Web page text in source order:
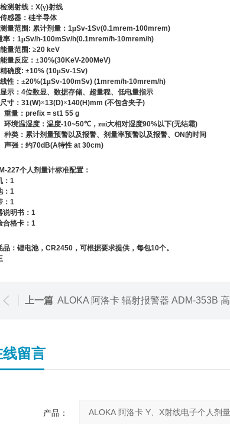
测射线： X(γ)射线
感器：硅半导体
量范围 : 累计剂量： 1μSv-1Sv(0.1mrem-100mrem)
率： 1μSv/h-100mSv/h(0.1mrem/h-10mrem/h)
量范围 : ≥20 keV
量反应：±30%(30KeV-200MeV)
确度: ±10% (10μSv-1Sv)
性：±20%(1μSv-100mSv) (1mrem/h-10mrem/h)
示： 4位数显、数据存储、超量程、低电量指示
寸： 31(W)×13(D)×140(H)mm (不包含夹子)
重量： prefix = st1 55 g
环境温湿度：温度-10~50℃ ，zui大相对湿度90%以下(无结霜)
种类：累计剂量预警以及报警、剂量率预警以及报警、 ON的时间
声强：约70dB(A特性 at 30cm)
227个人剂量计标准配置：
： 1
： 1
： 1
说明书： 1
合格卡： 1
品：锂电池， CR2450 ，可根据要求提供，每包10个。
上一篇 ALOKA 阿洛卡 辐射报警器 ADM-353B 高剂量γ、中子个人剂量计
线留言
产品：